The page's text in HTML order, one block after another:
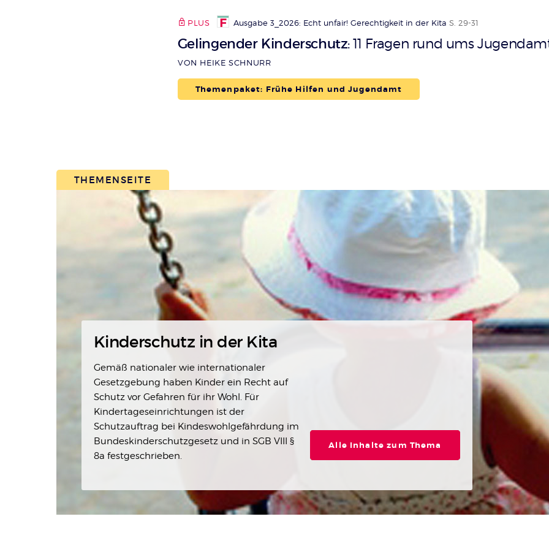
PLUS Ausgabe 3_2026: Echt unfair! Gerechtigkeit in der Kita S. 29-31
Gelingender Kinderschutz: 11 Fragen rund ums
VON HEIKE SCHNURR
Themenpaket: Frühe Hilfen und Jugendamt
THEMENSEITE
Kinderschutz in der Kita
Gemäß nationaler wie internationaler
Gesetzgebung haben Kinder ein Recht auf
Schutz vor Gefahren für ihr Wohl. Für
Kindertageseinrichtungen ist der
Schutzauftrag bei Kindeswohlgefährdung im
Bundeskinderschutzgesetz und in SGB VIII §
8a festgeschrieben.
Alle Inhalte zum Thema